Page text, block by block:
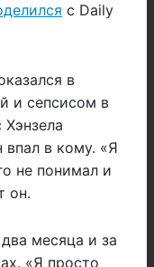
с Daily
в
и сепсисом в
впал в кому. «Я
не понимал и
он.
месяца и за
«Я просто